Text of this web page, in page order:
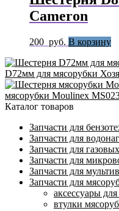
Cameron
200 руб. В корзину
D72мм для мясорубки
мясорубки Moulinex
Каталог товаров
Запчасти для
Запчасти для
Запчасти для
Запчасти для
Запчасти для
Запчасти для
аксессуары
втулки